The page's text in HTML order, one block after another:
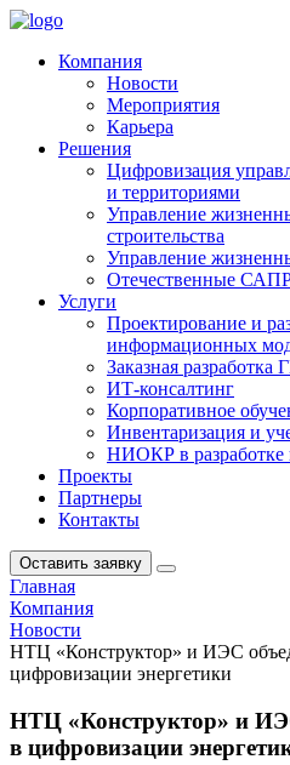
Компания
Новости
Мероприятия
Карьера
Решения
Цифровизация
и территориями
Управление
строительства
Управление
Отечественные
Услуги
Проектирование и
информационных
Заказная
ИТ-консалтинг
Корпоративное
Инвентаризация и
НИОКР в разработке
Проекты
Партнеры
Контакты
Оставить заявку
Главная
Компания
Новости
НТЦ «Конструктор» и ИЭС
цифровизации энергетики
НТЦ «Конструктор» и
в цифровизации